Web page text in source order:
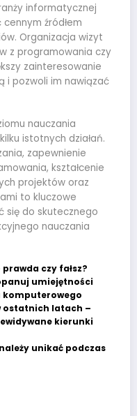
informatycznej
źródłem
Organizacja wizyt
z programowania czy
zainteresowanie
i pozwoli im nawiązać
nauczania
istotnych działań.
zapewnienie
kształcenie
projektów oraz
to kluczowe
się do skutecznego
nauczania
czy fałsz?
umiejętności
komputerowego
ostatnich latach –
kierunki
unikać podczas